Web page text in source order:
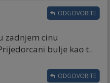
zadnjem cinu
bulje kao t..
ODGOVORITE
ODGOVORITE